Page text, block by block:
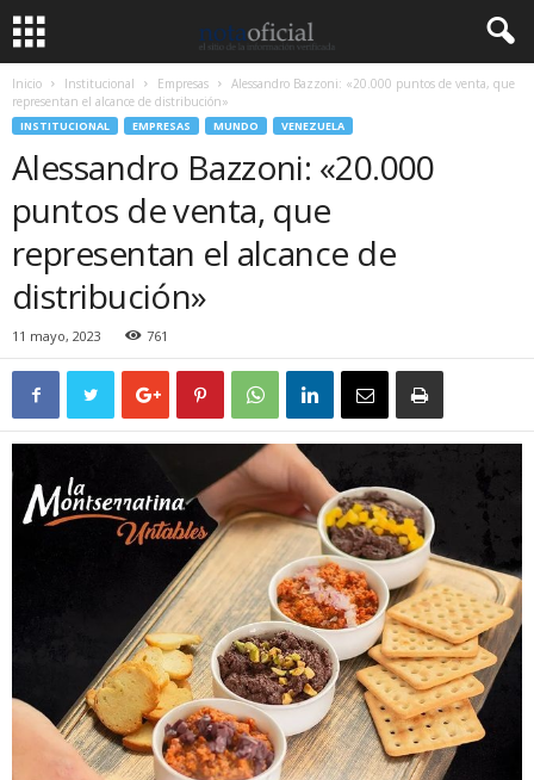
Inicio Institucional Empresas
Alessandro Bazzoni: «20.000 puntos de venta, que
representan el alcance de distribución»
INSTITUCIONAL EMPRESAS MUNDO VENEZUELA
Alessandro Bazzoni: «20.000
puntos de venta, que
representan el alcance de
distribución»
11 mayo, 2023 761